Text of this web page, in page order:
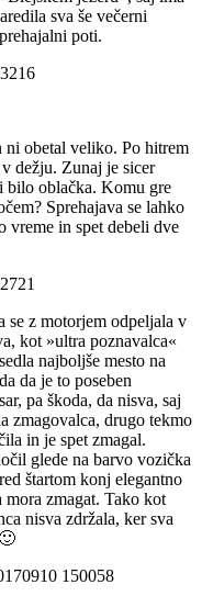
sva še večerni
poti.
ni obetal veliko. Po hitrem
dežju. Zunaj je sicer
bilo oblačka. Komu gre
Sprehajava se lahko
vreme in spet debeli dve
se z motorjem odpeljala v
kot »ultra poznavalca«
najboljše mesto na
da je to poseben
pa škoda, da nisva, saj
zmagovalca, drugo tekmo
in je spet zmagal.
glede na barvo vozička
štartom konj elegantno
mora zmagat. Tako kot
nisva zdržala, ker sva